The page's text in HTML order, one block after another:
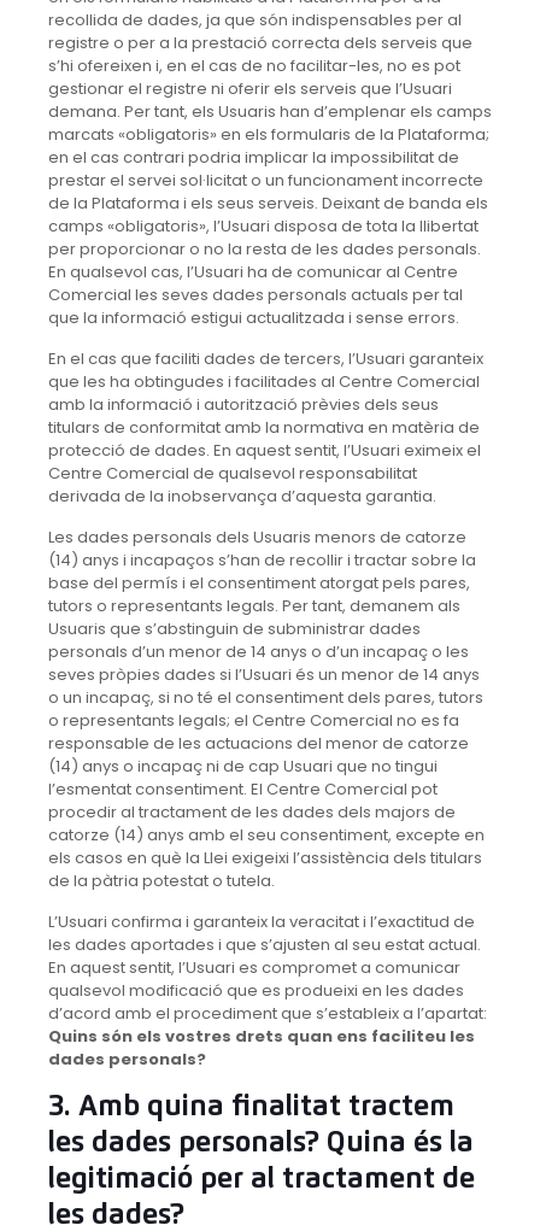
recollida de dades, ja que són indispensables per al
registre o per a la prestació correcta dels serveis que
s’hi ofereixen i, en el cas de no facilitar-les, no es pot
gestionar el registre ni oferir els serveis que l’Usuari
demana. Per tant, els Usuaris han d’emplenar els camps
marcats «obligatoris» en els formularis de la Plataforma;
en el cas contrari podria implicar la impossibilitat de
prestar el servei sol·licitat o un funcionament incorrecte
de la Plataforma i els seus serveis. Deixant de banda els
camps «obligatoris», l’Usuari disposa de tota la llibertat
per proporcionar o no la resta de les dades personals.
En qualsevol cas, l’Usuari ha de comunicar al Centre
Comercial les seves dades personals actuals per tal
que la informació estigui actualitzada i sense errors.
En el cas que faciliti dades de tercers, l’Usuari garanteix
que les ha obtingudes i facilitades al Centre Comercial
amb la informació i autorització prèvies dels seus
titulars de conformitat amb la normativa en matèria de
protecció de dades. En aquest sentit, l’Usuari eximeix el
Centre Comercial de qualsevol responsabilitat
derivada de la inobservança d’aquesta garantia.
Les dades personals dels Usuaris menors de catorze
(14) anys i incapaços s’han de recollir i tractar sobre la
base del permís i el consentiment atorgat pels pares,
tutors o representants legals. Per tant, demanem als
Usuaris que s’abstinguin de subministrar dades
personals d’un menor de 14 anys o d’un incapaç o les
seves pròpies dades si l’Usuari és un menor de 14 anys
o un incapaç, si no té el consentiment dels pares, tutors
o representants legals; el Centre Comercial no es fa
responsable de les actuacions del menor de catorze
(14) anys o incapaç ni de cap Usuari que no tingui
l’esmentat consentiment. El Centre Comercial pot
procedir al tractament de les dades dels majors de
catorze (14) anys amb el seu consentiment, excepte en
els casos en què la Llei exigeixi l’assistència dels titulars
de la pàtria potestat o tutela.
L’Usuari confirma i garanteix la veracitat i l’exactitud de
les dades aportades i que s’ajusten al seu estat actual.
En aquest sentit, l’Usuari es compromet a comunicar
qualsevol modificació que es produeixi en les dades
d’acord amb el procediment que s’estableix a l’apartat:
Quins són els vostres drets quan ens faciliteu les
dades personals?
3. Amb quina finalitat tractem
les dades personals? Quina és la
legitimació per al tractament de
les dades?